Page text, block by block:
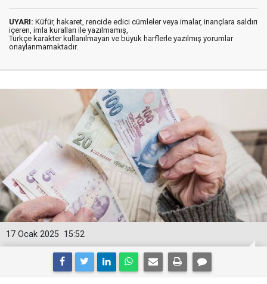
UYARI: Küfür, hakaret, rencide edici cümleler veya imalar, inançlara saldırı
içeren, imla kuralları ile yazılmamış,
Türkçe karakter kullanılmayan ve büyük harflerle yazılmış yorumlar
onaylanmamaktadır.
15:52
17 Ocak 2025